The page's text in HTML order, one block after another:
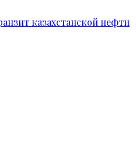
казахстанской нефти